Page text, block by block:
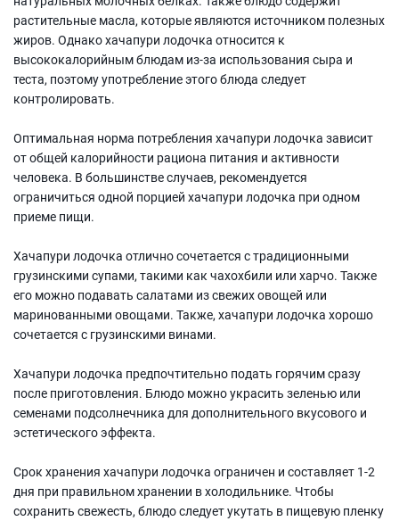
растительные масла, которые являются источником полезных
жиров. Однако хачапури лодочка относится к
высококалорийным блюдам из-за использования сыра и
теста, поэтому употребление этого блюда следует
контролировать.
Оптимальная норма потребления хачапури лодочка зависит
от общей калорийности рациона питания и активности
человека. В большинстве случаев, рекомендуется
ограничиться одной порцией хачапури лодочка при одном
приеме пищи.
Хачапури лодочка отлично сочетается с традиционными
грузинскими супами, такими как чахохбили или харчо. Также
его можно подавать салатами из свежих овощей или
маринованными овощами. Также, хачапури лодочка хорошо
сочетается с грузинскими винами.
Хачапури лодочка предпочтительно подать горячим сразу
после приготовления. Блюдо можно украсить зеленью или
семенами подсолнечника для дополнительного вкусового и
эстетического эффекта.
Срок хранения хачапури лодочка ограничен и составляет 1-2
дня при правильном хранении в холодильнике. Чтобы
сохранить свежесть, блюдо следует укутать в пищевую пленку